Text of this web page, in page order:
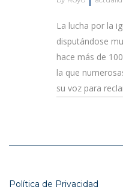
La lucha por la
disputándose
hace más de
la que
su voz para
Política de Privacidad